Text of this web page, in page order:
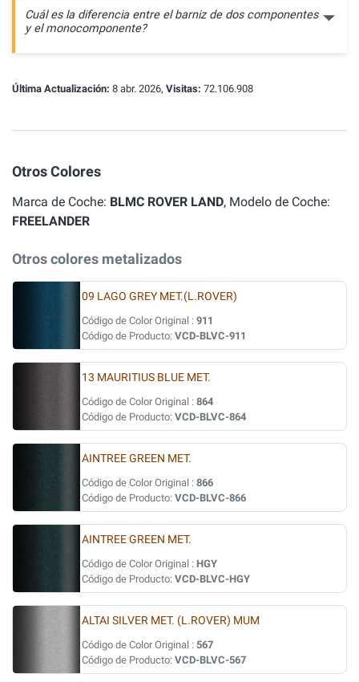
Cuál es la diferencia entre el barniz de dos componentes
y el monocomponente?
Última Actualización: 8 abr. 2026, Visitas: 72.106.908
Otros Colores
Marca de Coche: BLMC ROVER LAND, Modelo de Coche:
FREELANDER
Otros colores metalizados
09 LAGO GREY MET.(L.ROVER)
Código de Color Original : 911
Código de Producto: VCD-BLVC-911
13 MAURITIUS BLUE MET.
Código de Color Original : 864
Código de Producto: VCD-BLVC-864
AINTREE GREEN MET.
Código de Color Original : 866
Código de Producto: VCD-BLVC-866
AINTREE GREEN MET.
Código de Color Original : HGY
Código de Producto: VCD-BLVC-HGY
ALTAI SILVER MET. (L.ROVER) MUM
Código de Color Original : 567
Código de Producto: VCD-BLVC-567